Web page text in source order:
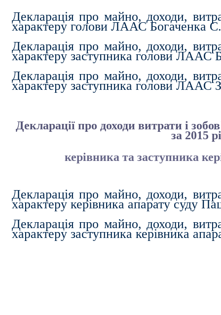
Декларація про майно, доходи,
характеру голови ЛААС Богаченка
Декларація про майно, доходи,
характеру заступника голови ЛААС
Декларація про майно, доходи,
характеру заступника голови ЛААС
Декларації про доходи витрати і
за 2015
керівника та заступника
Декларація про майно, доходи,
характеру керівника апарату суду
Декларація про майно, доходи,
характеру заступника керівника